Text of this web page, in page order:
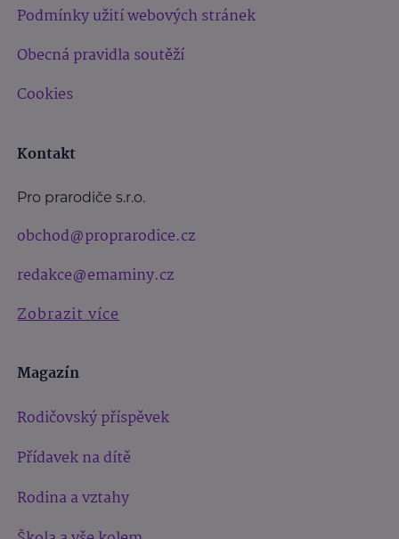
Podmínky užití webových stránek
Obecná pravidla soutěží
Cookies
Kontakt
Pro prarodiče s.r.o.
obchod@proprarodice.cz
redakce@emaminy.cz
Zobrazit více
Magazín
Rodičovský příspěvek
Přídavek na dítě
Rodina a vztahy